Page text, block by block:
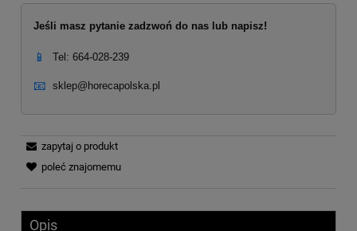
Jeśli masz pytanie zadzwoń do nas lub napisz!
📱 Tel: 664-028-239
📧 sklep@horecapolska.pl
zapytaj o produkt
poleć znajomemu
Opis